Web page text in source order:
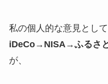
私の個人的な意見とし
iDeCo→NISA→ふるさ
が、